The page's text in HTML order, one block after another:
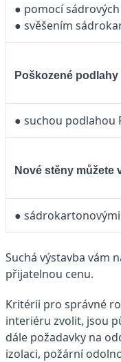
● pomocí
● svěšením
Poškozené
● suchou podlahou
Nové stěny můžete
●
Suchá výstavba vám
přijatelnou cenu.
Kritérii pro správné
interiéru zvolit, jsou
dále požadavky na
izolaci, požární